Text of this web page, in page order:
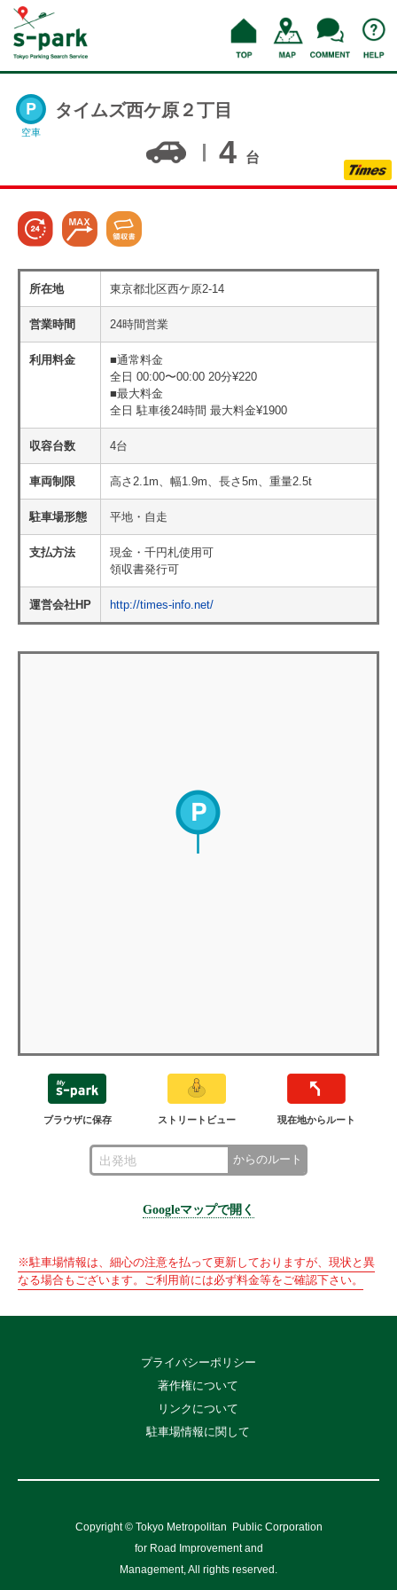
空車
タイムズ西ケ原２丁目
4 台
所在地 東京都北区西ケ原2-14
営業時間 24時間営業
利用料金
■通常料金
全日 00:00〜00:00 20分¥220
■最大料金
全日 駐車後24時間 最大料金¥1900
収容台数 4台
車両制限 高さ2.1m、幅1.9m、長さ5m、重量2.5t
駐車場形態 平地・自走
支払方法
現金・千円札使用可
領収書発行可
運営会社HP http://times-info.net/
ブラウザに保存 ストリートビュー 現在地からルート
からのルート
Googleマップで開く
※駐車場情報は、細心の注意を払って更新しておりますが、現状と異
なる場合もございます。ご利用前には必ず料金等をご確認下さい。
プライバシーポリシー
著作権について
リンクについて
駐車場情報に関して
Copyright © Tokyo Metropolitan
Public Corporation
for Road Improvement and
Management, All rights reserved.